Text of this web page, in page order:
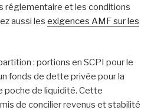
réglementaire et les conditions
aussi les exigences AMF sur les
: portions en SCPI pour le
fonds de dette privée pour la
poche de liquidité. Cette
de concilier revenus et stabilité